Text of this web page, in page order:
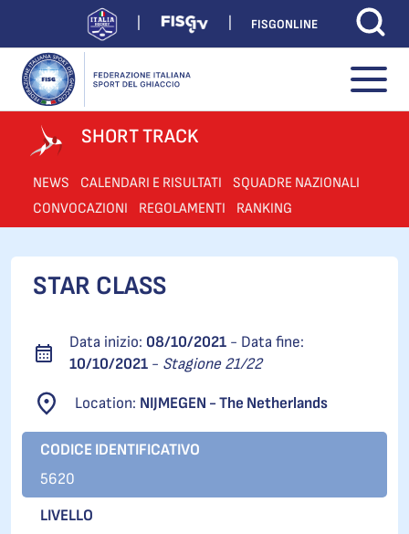
FISGONLINE
SHORT TRACK
NEWS CALENDARI E RISULTATI
SQUADRE NAZIONALI
CONVOCAZIONI
REGOLAMENTI RANKING
STAR CLASS
Data inizio: 08/10/2021 - Data fine:
10/10/2021 - Stagione 21/22
Location: NIJMEGEN - The Netherlands
CODICE IDENTIFICATIVO
5620
LIVELLO